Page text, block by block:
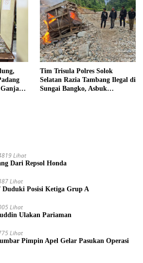
Tim Trisula Polres Solok
Selatan Razia Tambang Ilegal di
Sungai Bangko, Asbuk
Lihat
Dari Repsol Honda
Lihat
Duduki Posisi Ketiga Grup A
Lihat
Ulakan Pariaman
Lihat
Pimpin Apel Gelar Pasukan Operasi